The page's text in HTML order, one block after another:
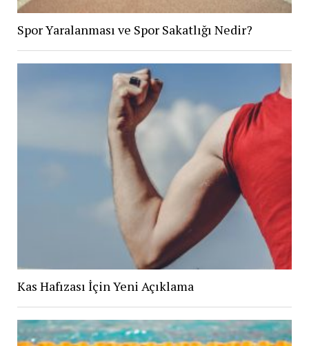
Spor Yaralanması ve Spor Sakatlığı Nedir?
Kas Hafızası İçin Yeni Açıklama